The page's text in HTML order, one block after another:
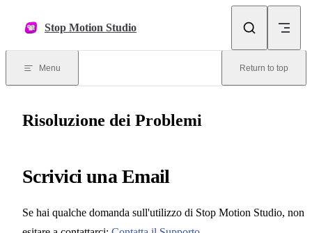
Stop Motion Studio
Menu Return to top
Risoluzione dei Problemi
Scrivici una Email
Se hai qualche domanda sull'utilizzo di Stop Motion Studio, non